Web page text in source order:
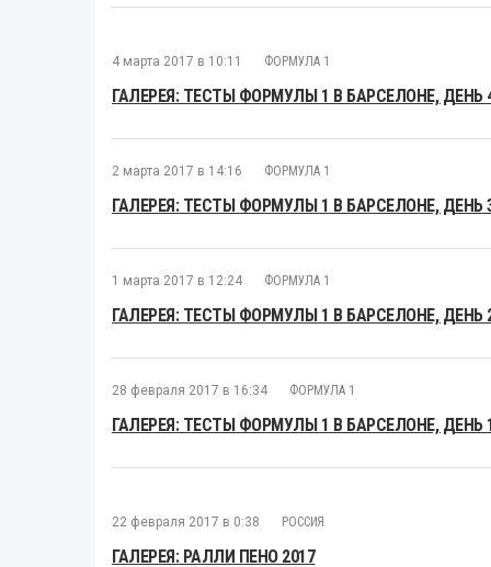
4 марта 2017 в 10:11 ФОРМУЛА 1
ГАЛЕРЕЯ: ТЕСТЫ ФОРМУЛЫ 1 В БАРСЕЛОНЕ, ДЕНЬ
2 марта 2017 в 14:16 ФОРМУЛА 1
ГАЛЕРЕЯ: ТЕСТЫ ФОРМУЛЫ 1 В БАРСЕЛОНЕ, ДЕНЬ
1 марта 2017 в 12:24 ФОРМУЛА 1
ГАЛЕРЕЯ: ТЕСТЫ ФОРМУЛЫ 1 В БАРСЕЛОНЕ, ДЕНЬ
28 февраля 2017 в 16:34 ФОРМУЛА 1
ГАЛЕРЕЯ: ТЕСТЫ ФОРМУЛЫ 1 В БАРСЕЛОНЕ, ДЕНЬ
22 февраля 2017 в 0:38 РОССИЯ
ГАЛЕРЕЯ: РАЛЛИ ПЕНО 2017